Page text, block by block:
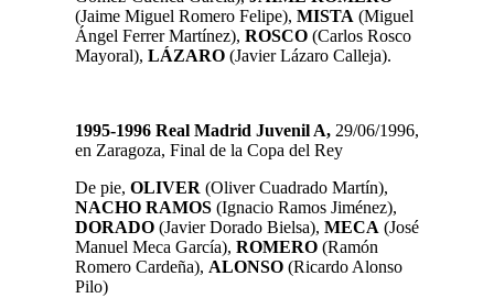
(Jaime Miguel Romero Felipe), MISTA (Miguel
Ángel Ferrer Martínez), ROSCO (Carlos Rosco
Mayoral), LÁZARO (Javier Lázaro Calleja).
1995-1996 Real Madrid Juvenil A, 29/06/1996,
en Zaragoza, Final de la Copa del Rey
De pie, OLIVER (Oliver Cuadrado Martín),
NACHO RAMOS (Ignacio Ramos Jiménez),
DORADO (Javier Dorado Bielsa), MECA (José
Manuel Meca García), ROMERO (Ramón
Romero Cardeña), ALONSO (Ricardo Alonso
Pilo)